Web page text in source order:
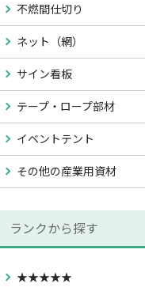
不燃間仕切り
ネット（網）
サイン看板
テープ・ロープ部材
イベントテント
その他の産業用資材
ランクから探す
★★★★★